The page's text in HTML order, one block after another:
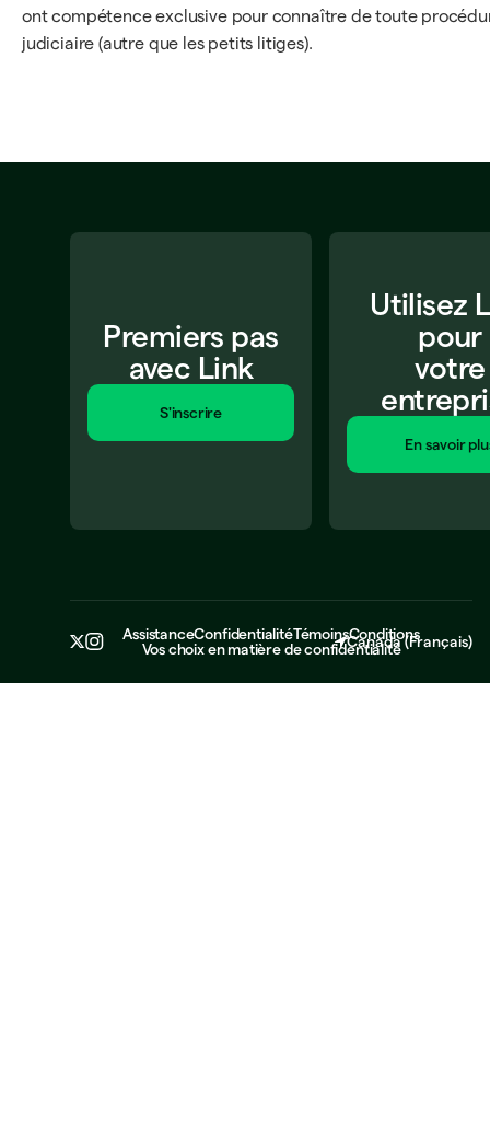
ont compétence exclusive pour connaître de toute
judiciaire (autre que les petits litiges).
Premiers pas
avec Link
S'inscrire
Utilisez
pour
votre
En savoir
AssistanceConfidentialitéTémoinsConditions
Vos choix en matière de confidentialité
Canada(Français)